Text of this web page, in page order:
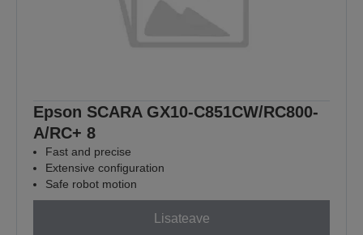
Epson SCARA GX10-C851CW/RC800-
A/RC+ 8
Fast and precise
Extensive configuration
Safe robot motion
Lisateave